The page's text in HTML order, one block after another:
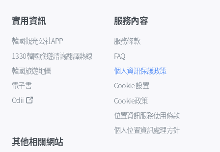
實用資訊
韓國觀光公社APP
1330韓國旅遊諮詢翻譯熱線
韓國旅遊地圖
電子書
Odii
服務內容
服務條款
FAQ
個人資訊保護政策
Cookie 設置
Cookie政策
位置資訊服務使用條款
個人位置資訊處理方針
其他相關網站